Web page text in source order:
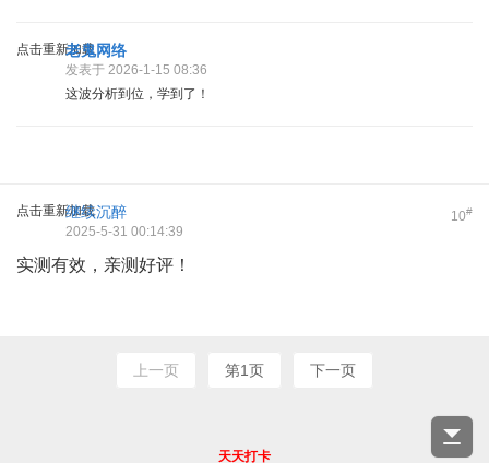
点击重新加载老鬼网络
发表于 2026-1-15 08:36
这波分析到位，学到了！
点击重新加载 10#
继续沉醉
2025-5-31 00:14:39
实测有效，亲测好评！
上一页 第1页 下一页
天天打卡